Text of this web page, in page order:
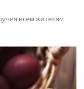
всем жителям